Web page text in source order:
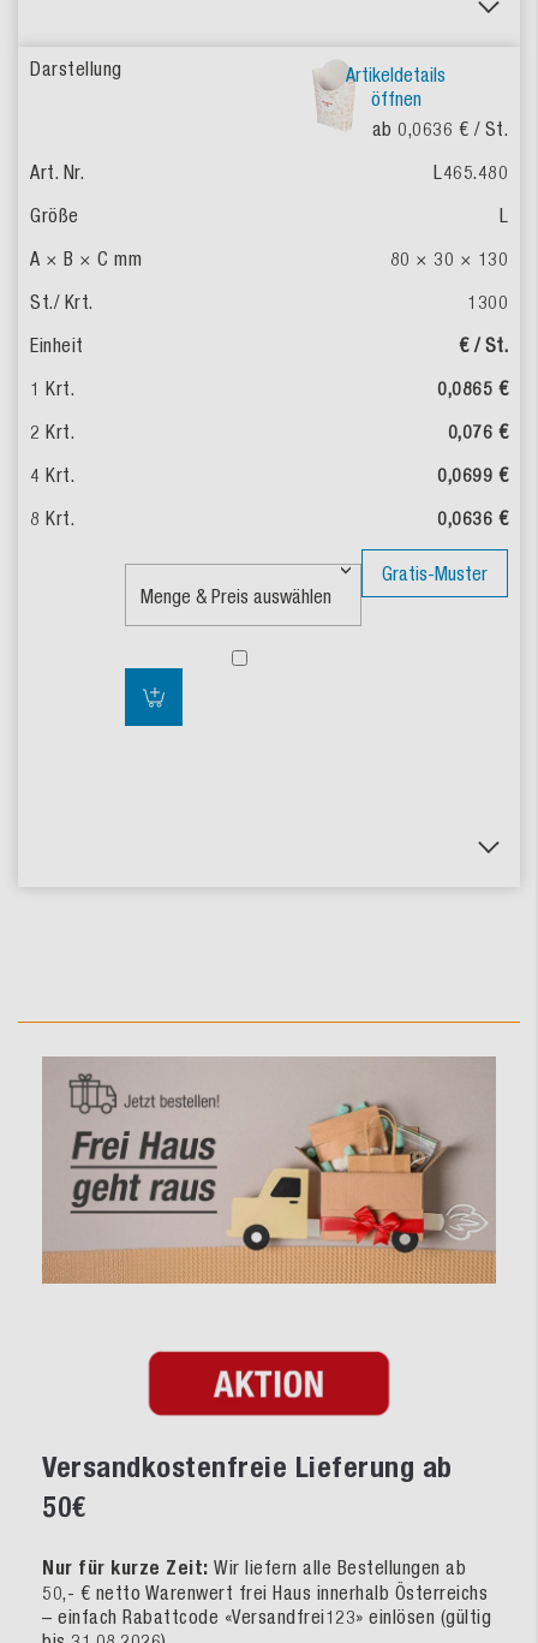
Artikeldetails
öffnen
ab 0,0636 € / St.
L465.480
L
80 × 30 × 130
1300
€ / St.
0,0865 €
0,076 €
0,0699 €
0,0636 €
Gratis-Muster
Versandkostenfreie Lieferung ab
50€
Nur für kurze Zeit: Wir liefern alle Bestellungen ab
50,- € netto Warenwert frei Haus innerhalb Österreichs
– einfach Rabattcode «Versandfrei123» einlösen (gültig